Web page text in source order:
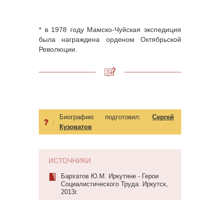
* в 1978 году Мамско-Чуйская экспедиция
была награждена орденом Октябрьской
Революции.
Биографию подготовил: Сергей
Кузоватов
ИСТОЧНИКИ
Бархатов Ю.М. Иркутяне - Герои
Социалистического Труда. Иркутск,
2013г.